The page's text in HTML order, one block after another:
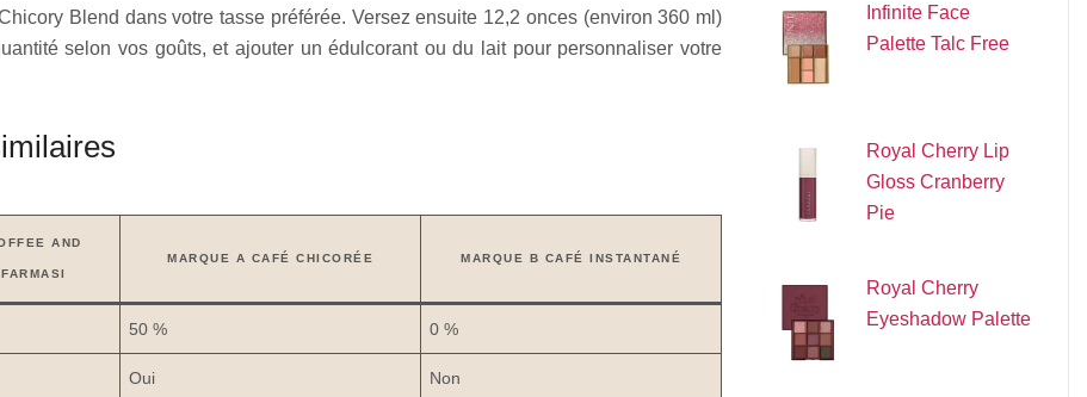
Blend dans votre tasse préférée. Versez ensuite 12,2 onces (environ 360 ml)
selon vos goûts, et ajouter un édulcorant ou du lait pour personnaliser votre
AND
MARQUE A CAFÉ CHICORÉE MARQUE B CAFÉ INSTANTANÉ
50 % 0 %
Oui Non
Infinite Face
Palette Talc Free
Royal Cherry Lip
Gloss Cranberry
Pie
Royal Cherry
Eyeshadow Palette